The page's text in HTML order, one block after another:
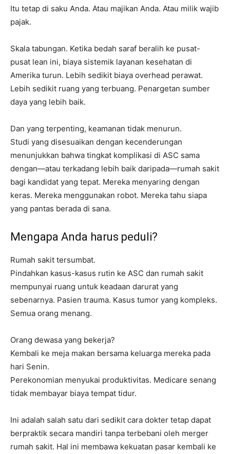
Itu tetap di saku Anda. Atau majikan Anda. Atau milik wajib
pajak.
Skala tabungan. Ketika bedah saraf beralih ke pusat-
pusat lean ini, biaya sistemik layanan kesehatan di
Amerika turun. Lebih sedikit biaya overhead perawat.
Lebih sedikit ruang yang terbuang. Penargetan sumber
daya yang lebih baik.
Dan yang terpenting, keamanan tidak menurun.
Studi yang disesuaikan dengan kecenderungan
menunjukkan bahwa tingkat komplikasi di ASC sama
dengan—atau terkadang lebih baik daripada—rumah sakit
bagi kandidat yang tepat. Mereka menyaring dengan
keras. Mereka menggunakan robot. Mereka tahu siapa
yang pantas berada di sana.
Mengapa Anda harus peduli?
Rumah sakit tersumbat.
Pindahkan kasus-kasus rutin ke ASC dan rumah sakit
mempunyai ruang untuk keadaan darurat yang
sebenarnya. Pasien trauma. Kasus tumor yang kompleks.
Semua orang menang.
Orang dewasa yang bekerja?
Kembali ke meja makan bersama keluarga mereka pada
hari Senin.
Perekonomian menyukai produktivitas. Medicare senang
tidak membayar biaya tempat tidur.
Ini adalah salah satu dari sedikit cara dokter tetap dapat
berpraktik secara mandiri tanpa terbebani oleh merger
rumah sakit. Hal ini membawa kekuatan pasar kembali ke